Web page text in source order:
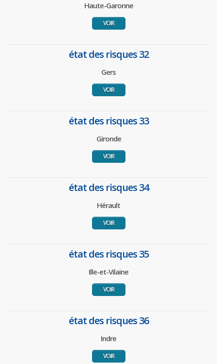
Haute-Garonne
VOIR
état des risques 32
Gers
VOIR
état des risques 33
Gironde
VOIR
état des risques 34
Hérault
VOIR
état des risques 35
Ille-et-Vilaine
VOIR
état des risques 36
Indre
VOIR